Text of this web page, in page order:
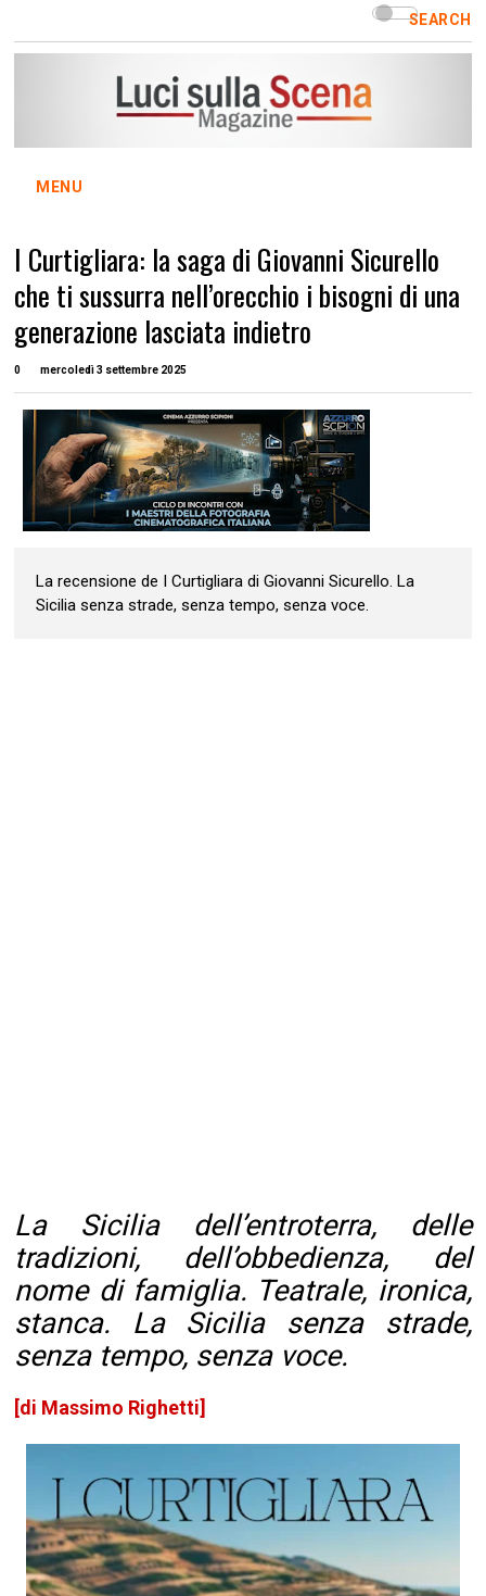
SEARCH
MENU
I Curtigliara: la saga di Giovanni Sicurello
che ti sussurra nell’orecchio i bisogni di una
generazione lasciata indietro
0 mercoledì 3 settembre 2025
La recensione de I Curtigliara di Giovanni Sicurello. La
Sicilia senza strade, senza tempo, senza voce.
La Sicilia dell’entroterra, delle
tradizioni, dell’obbedienza, del
nome di famiglia. Teatrale, ironica,
stanca. La Sicilia senza strade,
senza tempo, senza voce.
[di Massimo Righetti]